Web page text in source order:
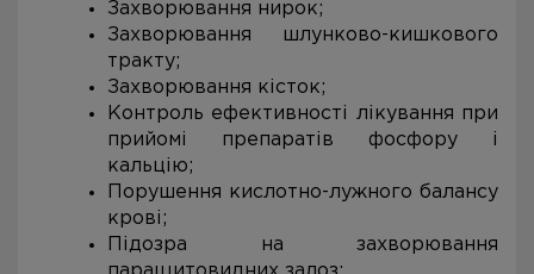
Захворювання нирок;
Захворювання шлунково-кишкового
тракту;
Захворювання кісток;
Контроль ефективності лікування при
прийомі препаратів фосфору і
кальцію;
Порушення кислотно-лужного балансу
крові;
Підозра на захворювання